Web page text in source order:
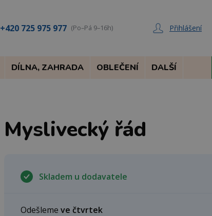
+420 725 975 977 (Po–Pá 9–16h) Přihlášení
DÍLNA, ZAHRADA OBLEČENÍ DALŠÍ
Myslivecký řád
Skladem u dodavatele
Odešleme ve čtvrtek